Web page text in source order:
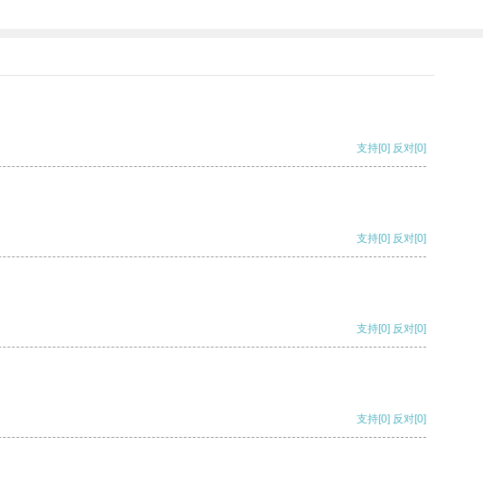
支持[0] 反对[0]
支持[0] 反对[0]
支持[0] 反对[0]
支持[0] 反对[0]